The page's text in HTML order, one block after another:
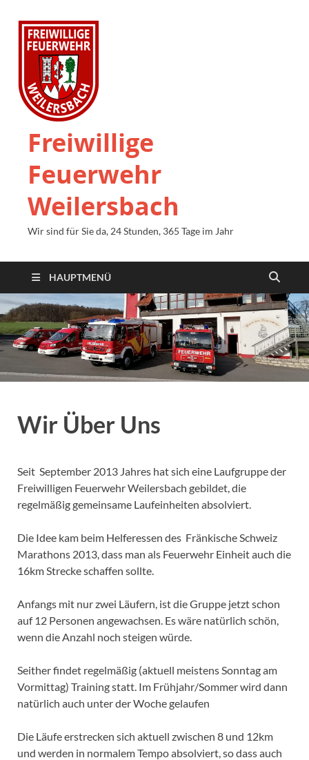
Freiwillige
Feuerwehr
Weilersbach
Wir sind für Sie da, 24 Stunden, 365 Tage im Jahr
HAUPTMENÜ
Wir Über Uns
Seit September 2013 Jahres hat sich eine Laufgruppe der
Freiwilligen Feuerwehr Weilersbach gebildet, die
regelmäßig gemeinsame Laufeinheiten absolviert.
Die Idee kam beim Helferessen des Fränkische Schweiz
Marathons 2013, dass man als Feuerwehr Einheit auch die
16km Strecke schaffen sollte.
Anfangs mit nur zwei Läufern, ist die Gruppe jetzt schon
auf 12 Personen angewachsen. Es wäre natürlich schön,
wenn die Anzahl noch steigen würde.
Seither findet regelmäßig (aktuell meistens Sonntag am
Vormittag) Training statt. Im Frühjahr/Sommer wird dann
natürlich auch unter der Woche gelaufen
Die Läufe erstrecken sich aktuell zwischen 8 und 12km
und werden in normalem Tempo absolviert, so dass auch